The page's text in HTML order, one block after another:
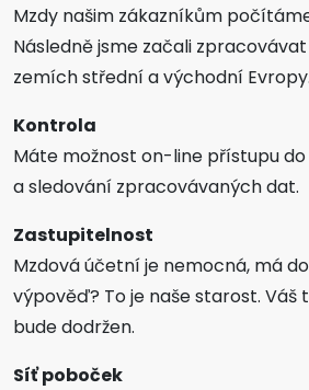
Mzdy našim zákazníkům
Následně jsme začali
zemích střední a východní Evropy.
Kontrola
Máte možnost on-line přístupu
a sledování zpracovávaných dat.
Zastupitelnost
Mzdová účetní je nemocná, má
výpověď? To je naše starost.
bude dodržen.
Síť poboček